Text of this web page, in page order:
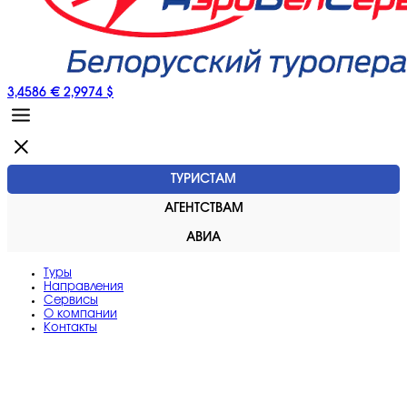
3,4586 € 2,9974 $
ТУРИСТАМ
АГЕНТСТВАМ
АВИА
Туры
Направления
Сервисы
O компании
Контакты